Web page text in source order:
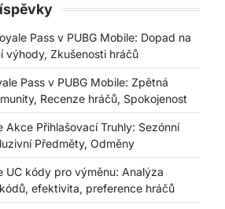
Pass v PUBG Mobile: Dopad na
výhody, Zkušenosti hráčů
Pass v PUBG Mobile: Zpětná
Recenze hráčů, Spokojenost
Akce Přihlašovací Truhly: Sezónní
Předměty, Odměny
UC kódy pro výměnu: Analýza
efektivita, preference hráčů